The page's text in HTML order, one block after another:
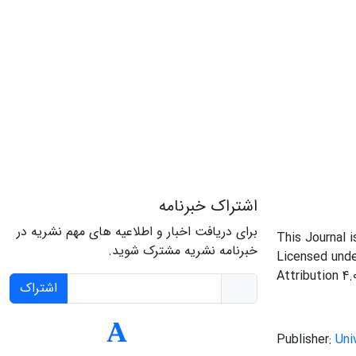
This Journal
Licensed
Attribution
Publisher:
اشتراک خبرنامه
برای دریافت اخبار و اطلاعیه های مهم نشریه در
خبرنامه نشریه مشترک شوید.
اشتراک